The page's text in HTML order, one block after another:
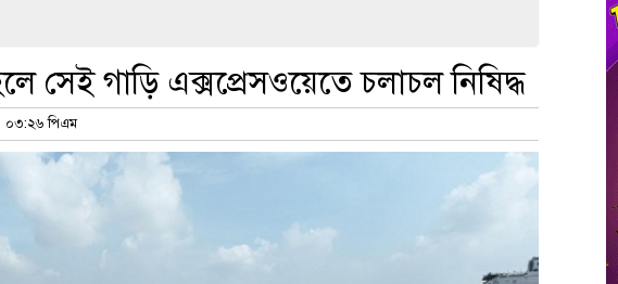
সেই গাড়ি এক্সপ্রেসওয়েতে চলাচল নিষিদ্ধ
০৩:২৬ পিএম